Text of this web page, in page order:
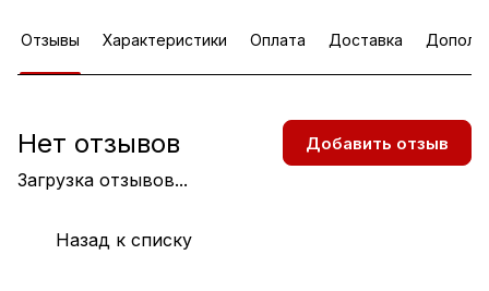
Отзывы Характеристики Оплата Доставка
Загрузка отзывов...
Нет отзывов Добавить отзыв
Назад к списку